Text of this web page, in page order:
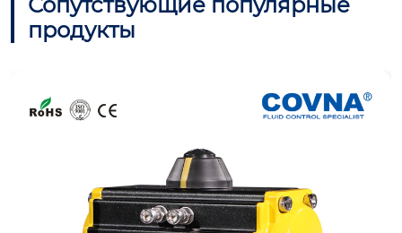
продукты